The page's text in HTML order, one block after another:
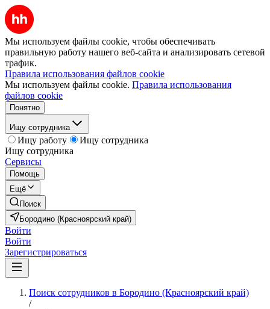
Мы используем файлы cookie, чтобы обеспечивать
правильную работу нашего веб-сайта и анализировать сетевой
трафик.
Правила использования файлов cookie
Мы используем файлы cookie. Правила использования
файлов cookie
Понятно
Ищу сотрудника
Ищу работу
Ищу сотрудника
Ищу сотрудника
Сервисы
Помощь
Ещё
Поиск
Бородино (Красноярский край)
Войти
Войти
Зарегистрироваться
Поиск сотрудников в Бородино (Красноярский край)
/